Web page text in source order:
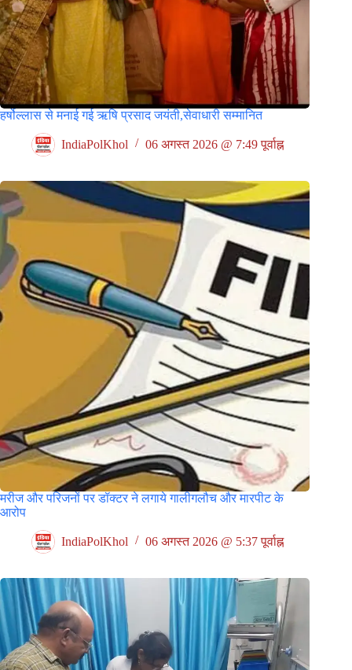
हर्षोल्लास से मनाई गई ऋषि प्रसाद जयंती,सेवाधारी सम्मानित
IndiaPolKhol 06 अगस्त 2026 @ 7:49 पूर्वाह्न
मरीज और परिजनों पर डॉक्टर ने लगाये गालीगलौच और मारपीट के
आरोप
IndiaPolKhol 06 अगस्त 2026 @ 5:37 पूर्वाह्न